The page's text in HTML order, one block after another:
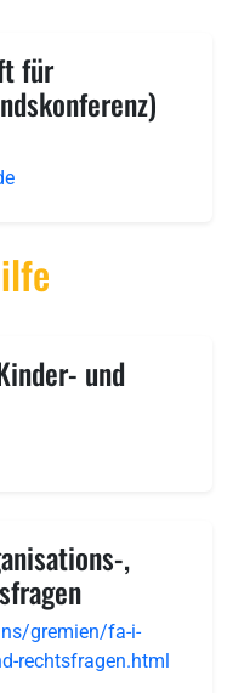
für
und
,
gremien/fa-i-
rechtsfragen.html